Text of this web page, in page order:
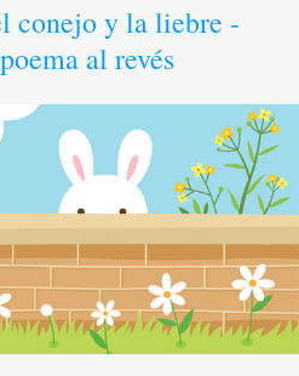
conejo y la liebre -
al revés